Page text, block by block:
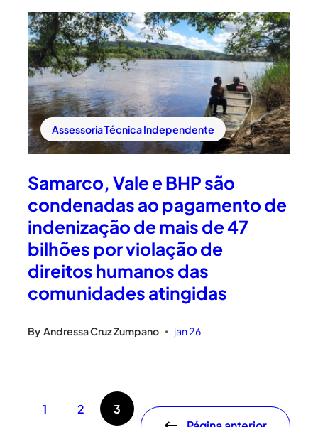
Assessoria Técnica Independente
Samarco, Vale e BHP são
condenadas ao pagamento de
indenização de mais de 47
bilhões por violação de
direitos humanos das
comunidades atingidas
By Andressa Cruz Zumpano • jan 26
1 2
3